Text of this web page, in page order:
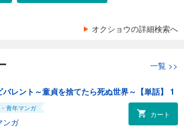
オクショウの詳細検索へ
一覧 >>
バレント～童貞を捨てたら死ぬ世界～【単話】 1
青年マンガ
ンガ
カート